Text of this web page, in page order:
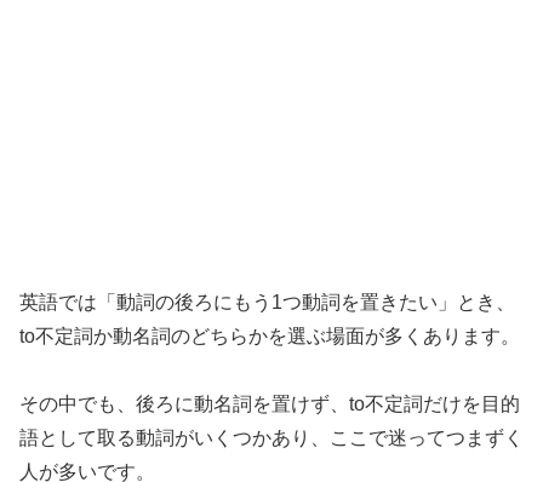
英語では「動詞の後ろにもう1つ動詞を置きたい」とき、
to不定詞か動名詞のどちらかを選ぶ場面が多くあります。
その中でも、後ろに動名詞を置けず、to不定詞だけを目的
語として取る動詞がいくつかあり、ここで迷ってつまずく
人が多いです。